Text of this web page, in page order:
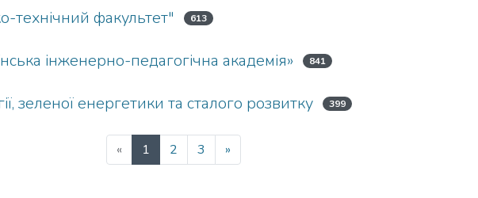
технічний факультет" 613
інженерно-педагогічна академія» 841
зеленої енергетики та сталого розвитку 399
« 1 2 3 »